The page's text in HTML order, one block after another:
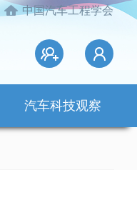
中国汽车工程学会
汽车科技观察